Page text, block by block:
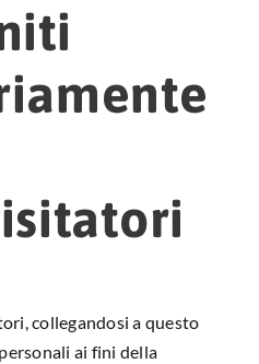
collegandosi a questo
ai fini della